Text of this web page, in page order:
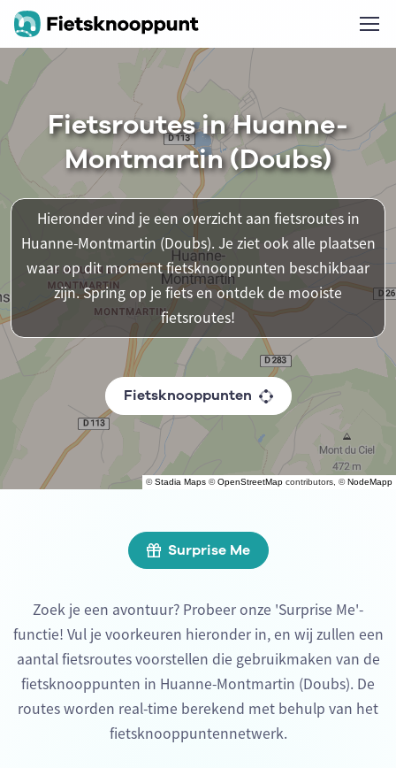
©Stadia Maps ©OpenStreetMap contributors, ©NodeMapp
Fietsroutes in Huanne-
Montmartin (Doubs)
Hieronder vind je een overzicht aan fietsroutes in
Huanne-Montmartin (Doubs). Je ziet ook alle plaatsen
waar op dit moment fietsknooppunten beschikbaar
zijn. Spring op je fiets en ontdek de mooiste
fietsroutes!
Fietsknooppunten
Surprise Me
Zoek je een avontuur? Probeer onze 'Surprise Me'-
functie! Vul je voorkeuren hieronder in, en wij zullen een
aantal fietsroutes voorstellen die gebruikmaken van de
fietsknooppunten in Huanne-Montmartin (Doubs). De
routes worden real-time berekend met behulp van het
fietsknooppuntennetwerk.